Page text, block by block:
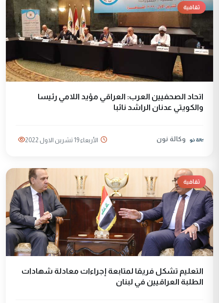
ثقافية
اتحاد الصحفيين العرب: العراقي مؤيد اللامي رئيسا
والكويتي عدنان الراشد نائبا
وكالة نون الأربعاء 19 تشرين الاول 2022
ثقافية
التعليم تشكل فريقا لمتابعة إجراءات معادلة شهادات
الطلبة العراقيين في لبنان